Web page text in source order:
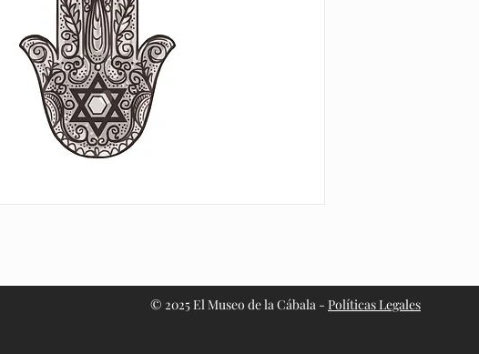
© 2025 El Museo de la Cábala - Políticas Legales